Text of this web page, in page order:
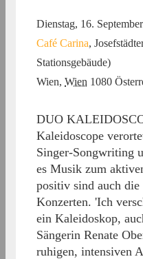
Dienstag, 16.
Café Carina,
Stationsgebäude)
Wien, Wien 1080
DUO
Kaleidoscope
Singer-Songwriting
es Musik zum
positiv sind auch die
Konzerten. 'Ich
ein Kaleidoskop,
Sängerin Renate
ruhigen, intensiven